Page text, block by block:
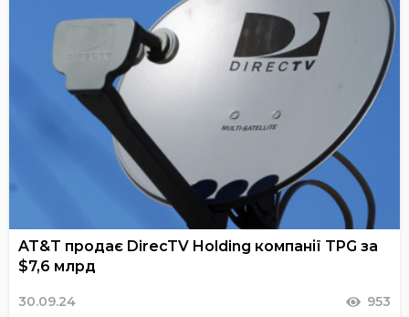
AT&T продає DirecTV Holding компанії TPG за
$7,6 млрд
30.09.24 953